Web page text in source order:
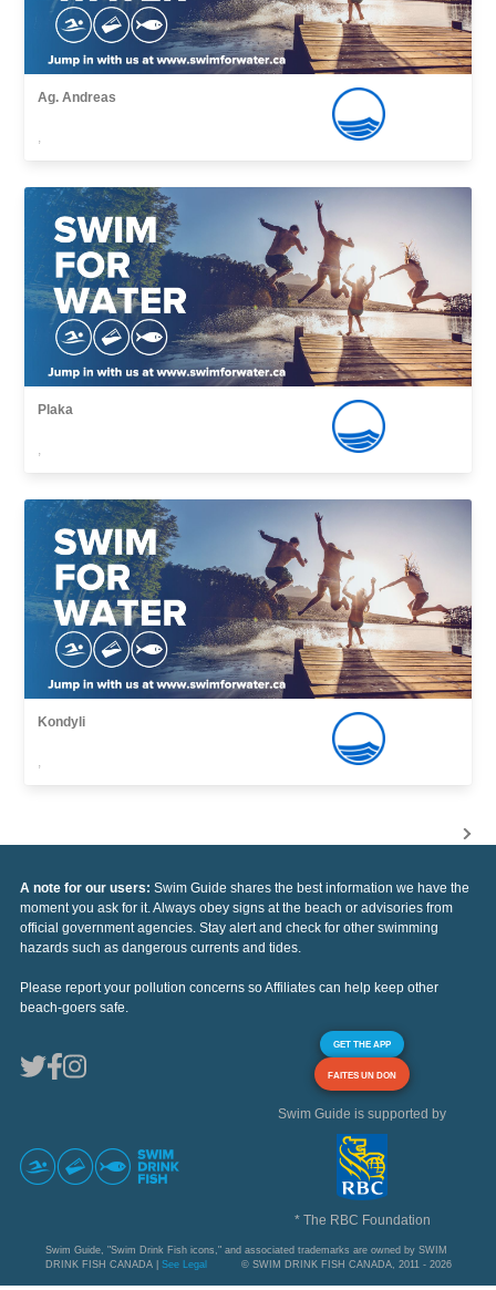
Ag. Andreas
,
Plaka
,
Kondyli
,
A note for our users: Swim Guide shares the best information we have the
moment you ask for it. Always obey signs at the beach or advisories from
official government agencies. Stay alert and check for other swimming
hazards such as dangerous currents and tides.
Please report your pollution concerns so Affiliates can help keep other
beach-goers safe.
GET THE APP
FAITES UN DON
Swim Guide is supported by
* The RBC Foundation
Swim Guide, "Swim Drink Fish icons," and associated trademarks are owned by SWIM
DRINK FISH CANADA | See Legal © SWIM DRINK FISH CANADA, 2011 - 2026